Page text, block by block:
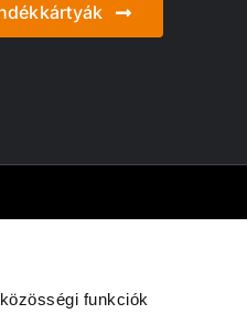
funkciók
Céginformáció